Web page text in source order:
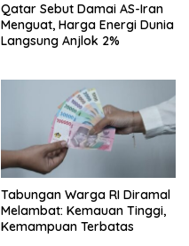
Qatar Sebut Damai AS-Iran
Menguat, Harga Energi Dunia
Langsung Anjlok 2%
Tabungan Warga RI Diramal
Melambat: Kemauan Tinggi,
Kemampuan Terbatas